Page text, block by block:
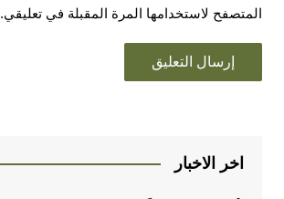
المتصفح لاستخدامها المرة المقبلة في تعليقي.
اخر الاخبار